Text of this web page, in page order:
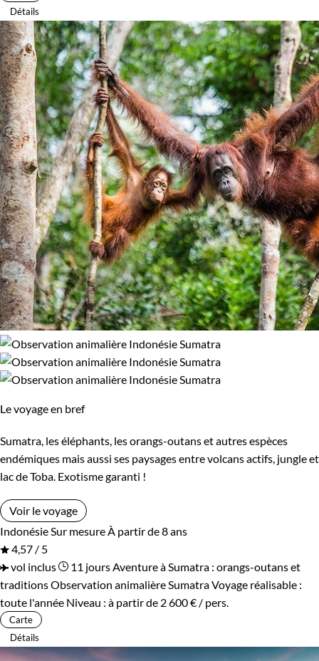
Détails
Le voyage en bref
Sumatra, les éléphants, les orangs-outans et autres espèces
endémiques mais aussi ses paysages entre volcans actifs, jungle et
lac de Toba. Exotisme garanti !
Voir le voyage
Indonésie Sur mesure À partir de 8 ans
4,57 / 5
vol inclus
11 jours Aventure à Sumatra : orangs-outans et
traditionsObservation animalière SumatraVoyage réalisable :
toute l'année Niveau : à partir de 2 600 € / pers.
Carte
Détails